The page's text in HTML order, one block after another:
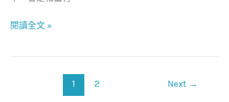
頻
閱讀全文 »
1 2 Next →